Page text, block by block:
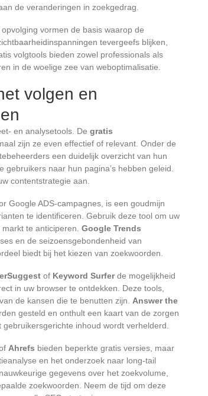
de veranderingen in zoekgedrag.
vormen de basis waarop de
tevergeefs blijken,
volgtools bieden zowel professionals als
in de woelige zee van weboptimalisatie.
volgen en
en analysetools. De gratis
zijn ze even effectief of relevant. Onder de
een duidelijk overzicht van hun
naar hun pagina’s hebben geleid.
contentstrategie aan.
Google ADS-campagnes, is een goudmijn
te identificeren. Gebruik deze tool om uw
te anticiperen. Google Trends
en de seizoensgebondenheid van
biedt bij het kiezen van zoekwoorden.
of Keyword Surferde mogelijkheid
in uw browser te ontdekken. Deze tools,
de kansen die te benutten zijn. Answer the
gesteld en onthult een kaart van de zorgen
inhoud wordt verhelderd.
Ahrefs bieden beperkte gratis versies, maar
en het onderzoek naar long-tail
gegevens over het zoekvolume,
zoekwoorden. Neem de tijd om deze